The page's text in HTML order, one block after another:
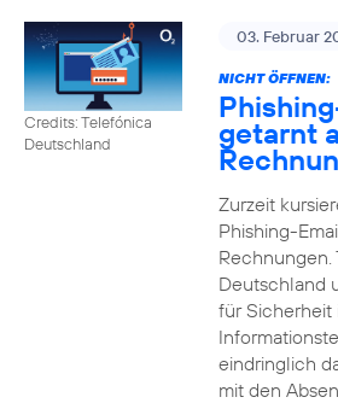
Credits: Telefónica
Deutschland
03. Februar
NICHT ÖFFNEN:
getarnt
Zurzeit
Phishing-
Rechnungen.
Deutschland
für Sicherheit
eindringlich
mit den